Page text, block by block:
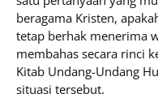
beragama Kristen,
tetap berhak menerima
membahas secara rinci
Kitab Undang-Undang
situasi tersebut.